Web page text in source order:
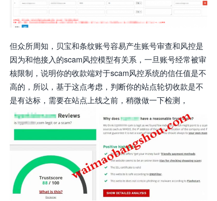
但众所周知，贝宝和条纹账号容易产生账号审查和风控是
因为和他接入的scam风控模型有关系，一旦账号经常被审
核限制，说明你的收款端对于scam风控系统的信任值是不
高的，所以，基于这点考虑，判断你的站点轮切收款是不
是有达标，需要在站点上线之前，稍微做一下检测，